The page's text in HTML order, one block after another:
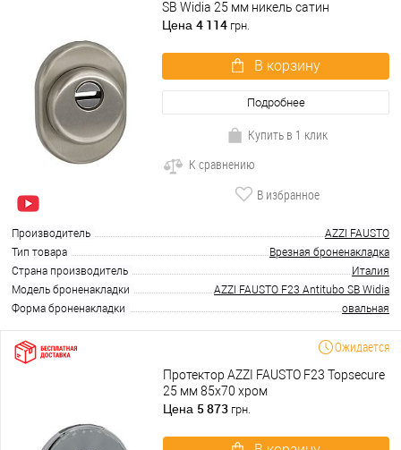
SB Widia 25 мм никель сатин
Цена 4 114 грн.
В корзину
Подробнее
Купить в 1 клик
К сравнению
В избранное
Производитель
AZZI FAUSTO
Тип товара
Врезная броненакладка
Страна производитель
Италия
Модель броненакладки
AZZI FAUSTO F23 Antitubo SB Widia
Форма броненакладки
овальная
Ожидается
Протектор AZZI FAUSTO F23 Topsecure
25 мм 85х70 хром
Цена 5 873 грн.